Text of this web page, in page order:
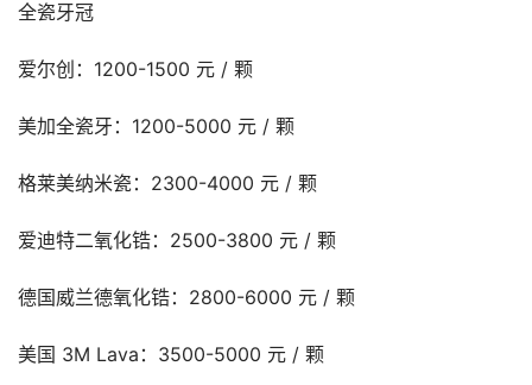
全瓷牙冠
爱尔创：1200-1500 元 / 颗
美加全瓷牙：1200-5000 元 / 颗
格莱美纳米瓷：2300-4000 元 / 颗
爱迪特二氧化锆：2500-3800 元 / 颗
德国威兰德氧化锆：2800-6000 元 / 颗
美国 3M Lava：3500-5000 元 / 颗